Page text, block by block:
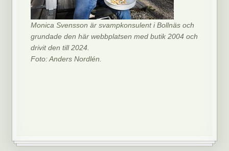
Monica Svensson är svampkonsulent i Bollnäs och
grundade den här webbplatsen med butik 2004 och
drivit den till 2024.
Foto: Anders Nordlén.